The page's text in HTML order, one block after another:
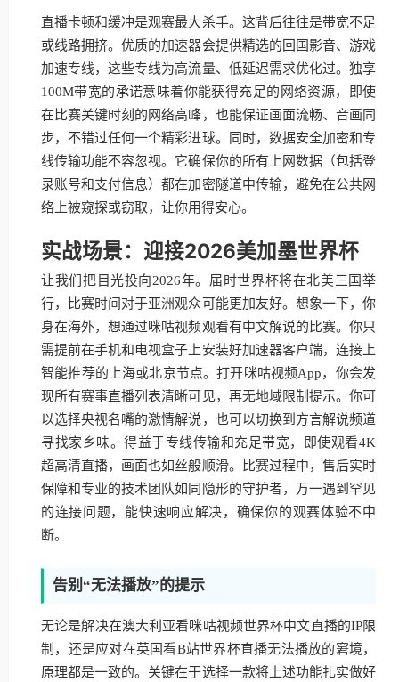
直播卡顿和缓冲是观赛最大杀手。这背后往往是带宽不足
或线路拥挤。优质的加速器会提供精选的回国影音、游戏
加速专线，这些专线为高流量、低延迟需求优化过。独享
100M带宽的承诺意味着你能获得充足的网络资源，即使
在比赛关键时刻的网络高峰，也能保证画面流畅、音画同
步，不错过任何一个精彩进球。同时，数据安全加密和专
线传输功能不容忽视。它确保你的所有上网数据（包括登
录账号和支付信息）都在加密隧道中传输，避免在公共网
络上被窥探或窃取，让你用得安心。
实战场景：迎接2026美加墨世界杯
让我们把目光投向2026年。届时世界杯将在北美三国举
行，比赛时间对于亚洲观众可能更加友好。想象一下，你
身在海外，想通过咪咕视频观看有中文解说的比赛。你只
需提前在手机和电视盒子上安装好加速器客户端，连接上
智能推荐的上海或北京节点。打开咪咕视频App，你会发
现所有赛事直播列表清晰可见，再无地域限制提示。你可
以选择央视名嘴的激情解说，也可以切换到方言解说频道
寻找家乡味。得益于专线传输和充足带宽，即使观看4K
超高清直播，画面也如丝般顺滑。比赛过程中，售后实时
保障和专业的技术团队如同隐形的守护者，万一遇到罕见
的连接问题，能快速响应解决，确保你的观赛体验不中
断。
告别“无法播放”的提示
无论是解决在澳大利亚看咪咕视频世界杯中文直播的IP限
制，还是应对在英国看B站世界杯直播无法播放的窘境，
原理都是一致的。关键在于选择一款将上述功能扎实做好